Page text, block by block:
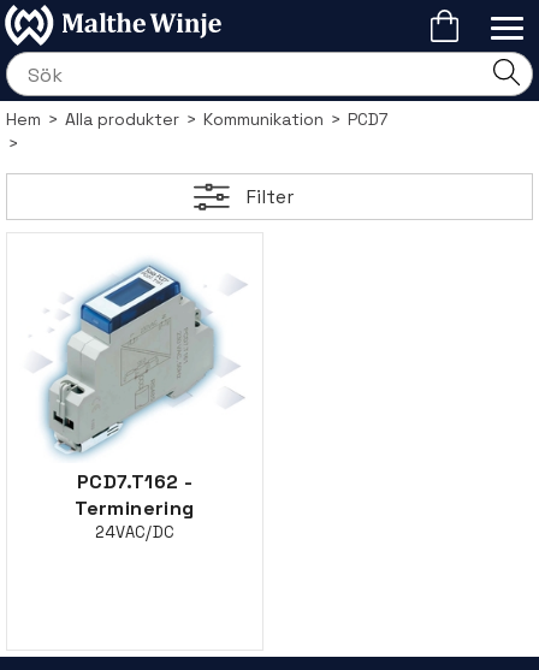
Hem>Alla produkter>Kommunikation>PCD7
>
Filter
PCD7.T162 -
Terminering
24VAC/DC